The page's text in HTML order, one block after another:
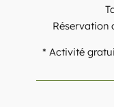
Réservation
* Activité